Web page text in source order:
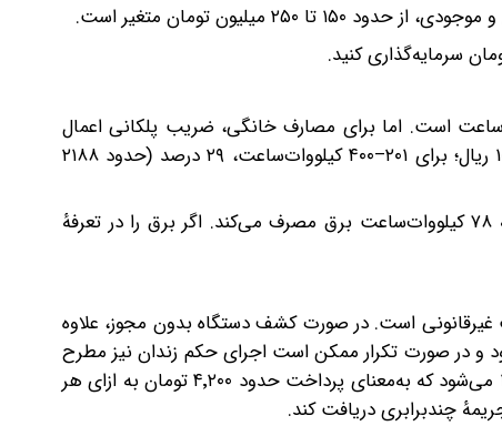
۷۵۴۲ ریال به ازای هر کیلووات‌ساعت است. اما برای مصارف خانگی، ضریب پلکانی اعمال
می‌شود: تا ۲۰۰ کیلووات‌ساعت ماهیانه ۱۴ درصد هزینهٔ تأمین، یعنی حدود ۱۰۵۶ ریال؛ برای ۲۰۱–۴۰۰ کیلووات‌ساعت، ۲۹ درصد (حدود ۲۱۸۸
بنابراین، یک Antminer S۱۹ Pro با مصرف ۳٫۲۵ کیلووات به‌طور متوسط روزانه ۷۸ کیلووات‌ساعت برق مصرف می‌کند. اگر برق را در تعرفهٔ
غیرقانونی است. در صورت کشف دستگاه بدون مجوز، علاوه
برابر ارزش دستگاه اعمال می‌شود و در صورت تکرار ممکن است اجرای حکم زندان نیز مطرح
شود. همچنین مصرف غیرمجاز برق در صورت مشمول تعرفهٔ صنعتی با ضریب ۱٫۵ می‌شود که به‌معنای پرداخت حدود ۴٬۲۰۰ تومان به ازای هر
چندبرابری دریافت کند.